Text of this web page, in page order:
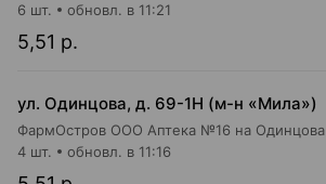
5,51 р.
6 шт. обновл. в 11:21
ул. Одинцова, д. 69-1Н (м-н «Мила»)
ФармОстров ООО Аптека №16 на Одинцова
4 шт. обновл. в 11:16